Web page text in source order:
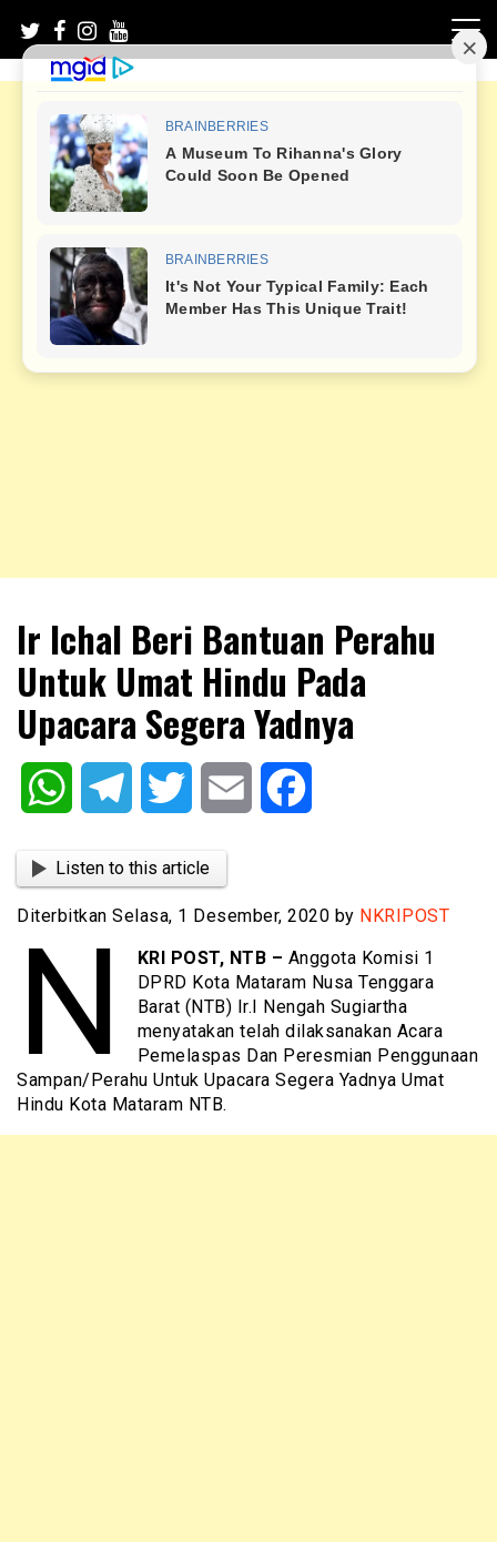
content
NKRIPOST
Ir Ichal Beri Bantuan Perahu
Untuk Umat Hindu Pada
Upacara Segera Yadnya
WhatsAppTelegram Twitter Email
Listen to this article
Diterbitkan Selasa, 1 Desember, 2020 by NKRIPOST
N KRI POST, NTB – Anggota Komisi 1
DPRD Kota Mataram Nusa Tenggara
Barat (NTB) Ir.I Nengah Sugiartha
menyatakan telah dilaksanakan Acara
Pemelaspas Dan Peresmian Penggunaan
Sampan/Perahu Untuk Upacara Segera Yadnya Umat
Hindu Kota Mataram NTB.